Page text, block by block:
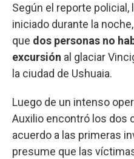
Según el reporte policial,
iniciado durante la
que dos personas no
excursión al glaciar
la ciudad de Ushuaia.
Luego de un intenso
Auxilio encontró los dos
acuerdo a las primeras
presume que las